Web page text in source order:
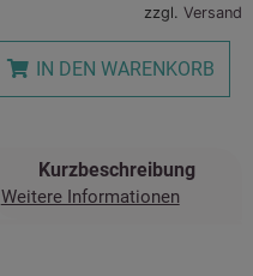
zzgl.Versand
IN DEN WARENKORB
Kurzbeschreibung
Weitere Informationen